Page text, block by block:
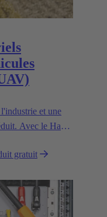
et une
Avec le Han®
premier
gratuit